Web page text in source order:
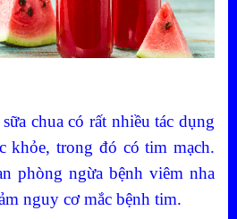
chua có rất nhiều tác dụng
khỏe, trong đó có tim mạch.
phòng ngừa bệnh viêm nha
nguy cơ mắc bệnh tim.